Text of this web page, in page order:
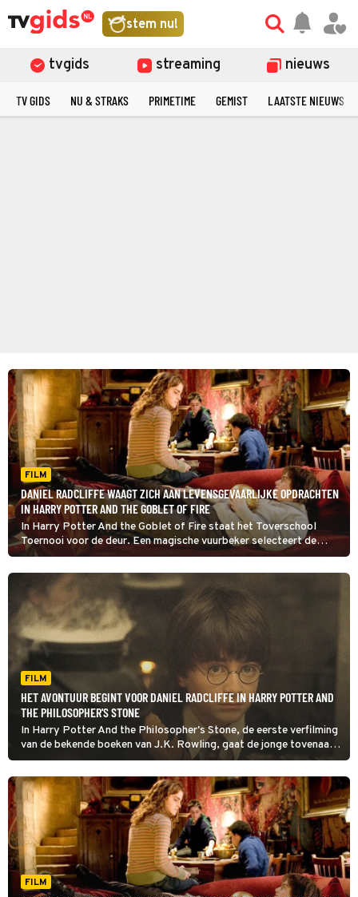
stem nu!
tvgids streaming nieuws
TV GIDS NU & STRAKS PRIMETIME GEMIST LAATSTE NIEUWS
FILM
DANIEL RADCLIFFE WAAGT ZICH AAN LEVENSGEVAARLIJKE OPDRACHTEN
IN HARRY POTTER AND THE GOBLET OF FIRE
In Harry Potter And the Goblet of Fire staat het Toverschool
Toernooi voor de deur. Een magische vuurbeker selecteert de
deelnemers. Tot ieders verbazing wordt ook Harry Potter
gekozen.
FILM
HET AVONTUUR BEGINT VOOR DANIEL RADCLIFFE IN HARRY POTTER AND
THE PHILOSOPHER'S STONE
In Harry Potter And the Philosopher's Stone, de eerste verfilming
van de bekende boeken van J.K. Rowling, gaat de jonge tovenaar
Harry Potter voor het eerst naar toverschool Zweinstein.
FILM